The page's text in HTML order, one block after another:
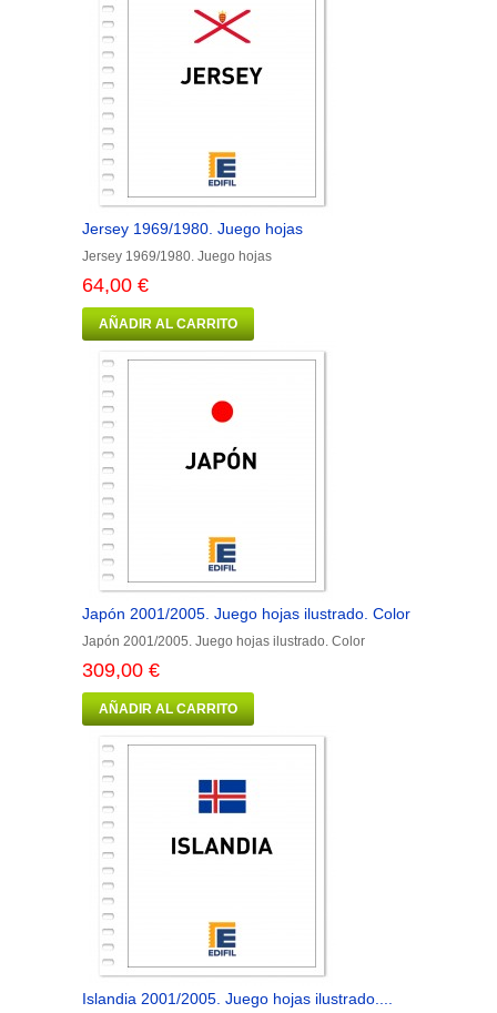
Jersey 1969/1980. Juego hojas
Jersey 1969/1980. Juego hojas
64,00 €
AÑADIR AL CARRITO
Japón 2001/2005. Juego hojas ilustrado. Color
Japón 2001/2005. Juego hojas ilustrado. Color
309,00 €
AÑADIR AL CARRITO
Islandia 2001/2005. Juego hojas ilustrado....